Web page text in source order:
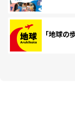
「地球の